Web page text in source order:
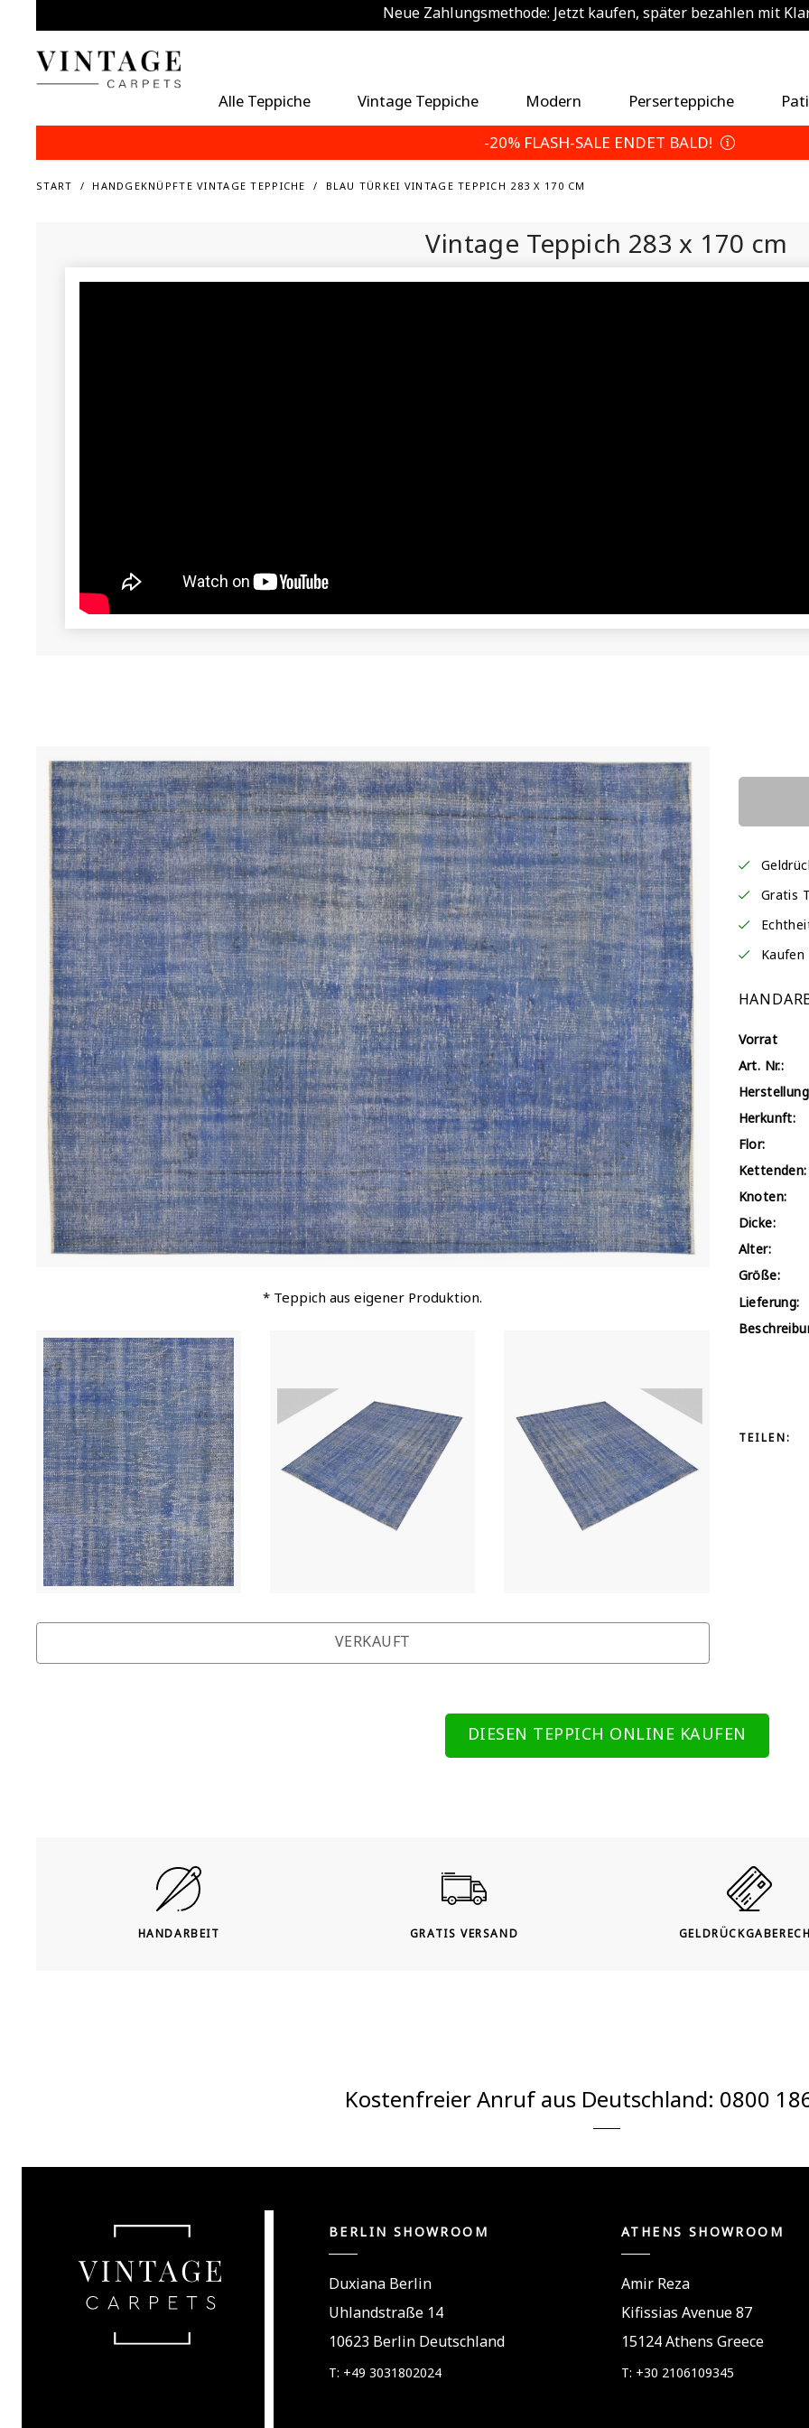
Zusätzlich 5% sparen — Wählen Sie Ihre
Neue Zahlungsmethode: Jetzt kaufen, später bezahlen mit
Sommerurlaubsplan
Alle Teppiche Vintage Teppiche Modern Perserteppiche
-20% FLASH-SALE ENDET BALD!
START HANDGEKNÜPFTE VINTAGE TEPPICHE BLAU TÜRKEI VINTAGE TEPPICH 283 X 170 CM
Vintage Teppich 283 x 170 cm
* Teppich aus eigener Produktion.
VERKAUFT
Gratis
Vorrat
Art. Nr.:
Herkunft:
Flor:
Kettenden:
Knoten:
Dicke:
Alter:
Größe:
Lieferung:
TEILEN:
DIESEN TEPPICH ONLINE KAUFEN
HANDARBEIT GRATIS VERSAND
Kostenfreier Anruf aus Deutschland: 0800
BERLIN SHOWROOM
Duxiana Berlin
Uhlandstraße 14
10623 Berlin Deutschland
T: +49 3031802024
ATHENS SHOWROOM
Amir Reza
Kifissias Avenue 87
15124 Athens Greece
T: +30 2106109345